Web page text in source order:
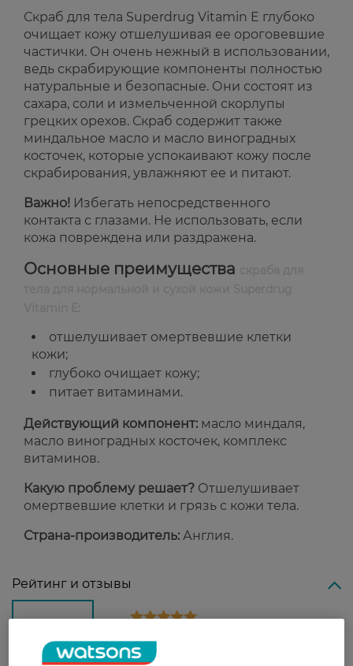
Скраб для тела Superdrug Vitamin E глубоко
очищает кожу отшелушивая ее ороговевшие
частички. Он очень нежный в использовании,
ведь скрабирующие компоненты полностью
натуральные и безопасные. Они состоят из
сахара, соли и измельченной скорлупы
грецких орехов. Скраб содержит также
миндальное масло и масло виноградных
косточек, которые успокаивают кожу после
скрабирования, увлажняют ее и питают.
Важно! Избегать непосредственного
контакта с глазами. Не использовать, если
кожа повреждена или раздражена.
Основные преимущества
отшелушивает омертвевшие клетки
кожи;
глубоко очищает кожу;
питает витаминами.
Действующий компонент: масло миндаля,
масло виноградных косточек, комплекс
витаминов.
Какую проблему решает? Отшелушивает
омертвевшие клетки и грязь с кожи тела.
Страна-производитель: Англия.
Рейтинг и отзывы
5 2 відгуків